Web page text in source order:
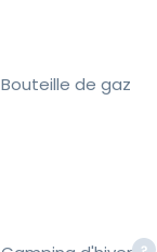
Bouteille de gaz